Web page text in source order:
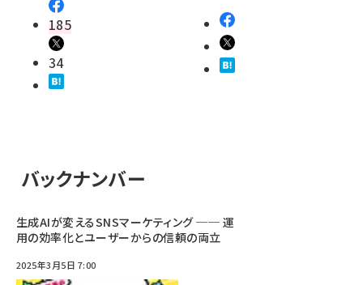
185
34
バックナンバー
生成AIが変えるSNSマーケティング ── 運
用の効率化とユーザーからの信頼の両立
2025年3月5日 7:00